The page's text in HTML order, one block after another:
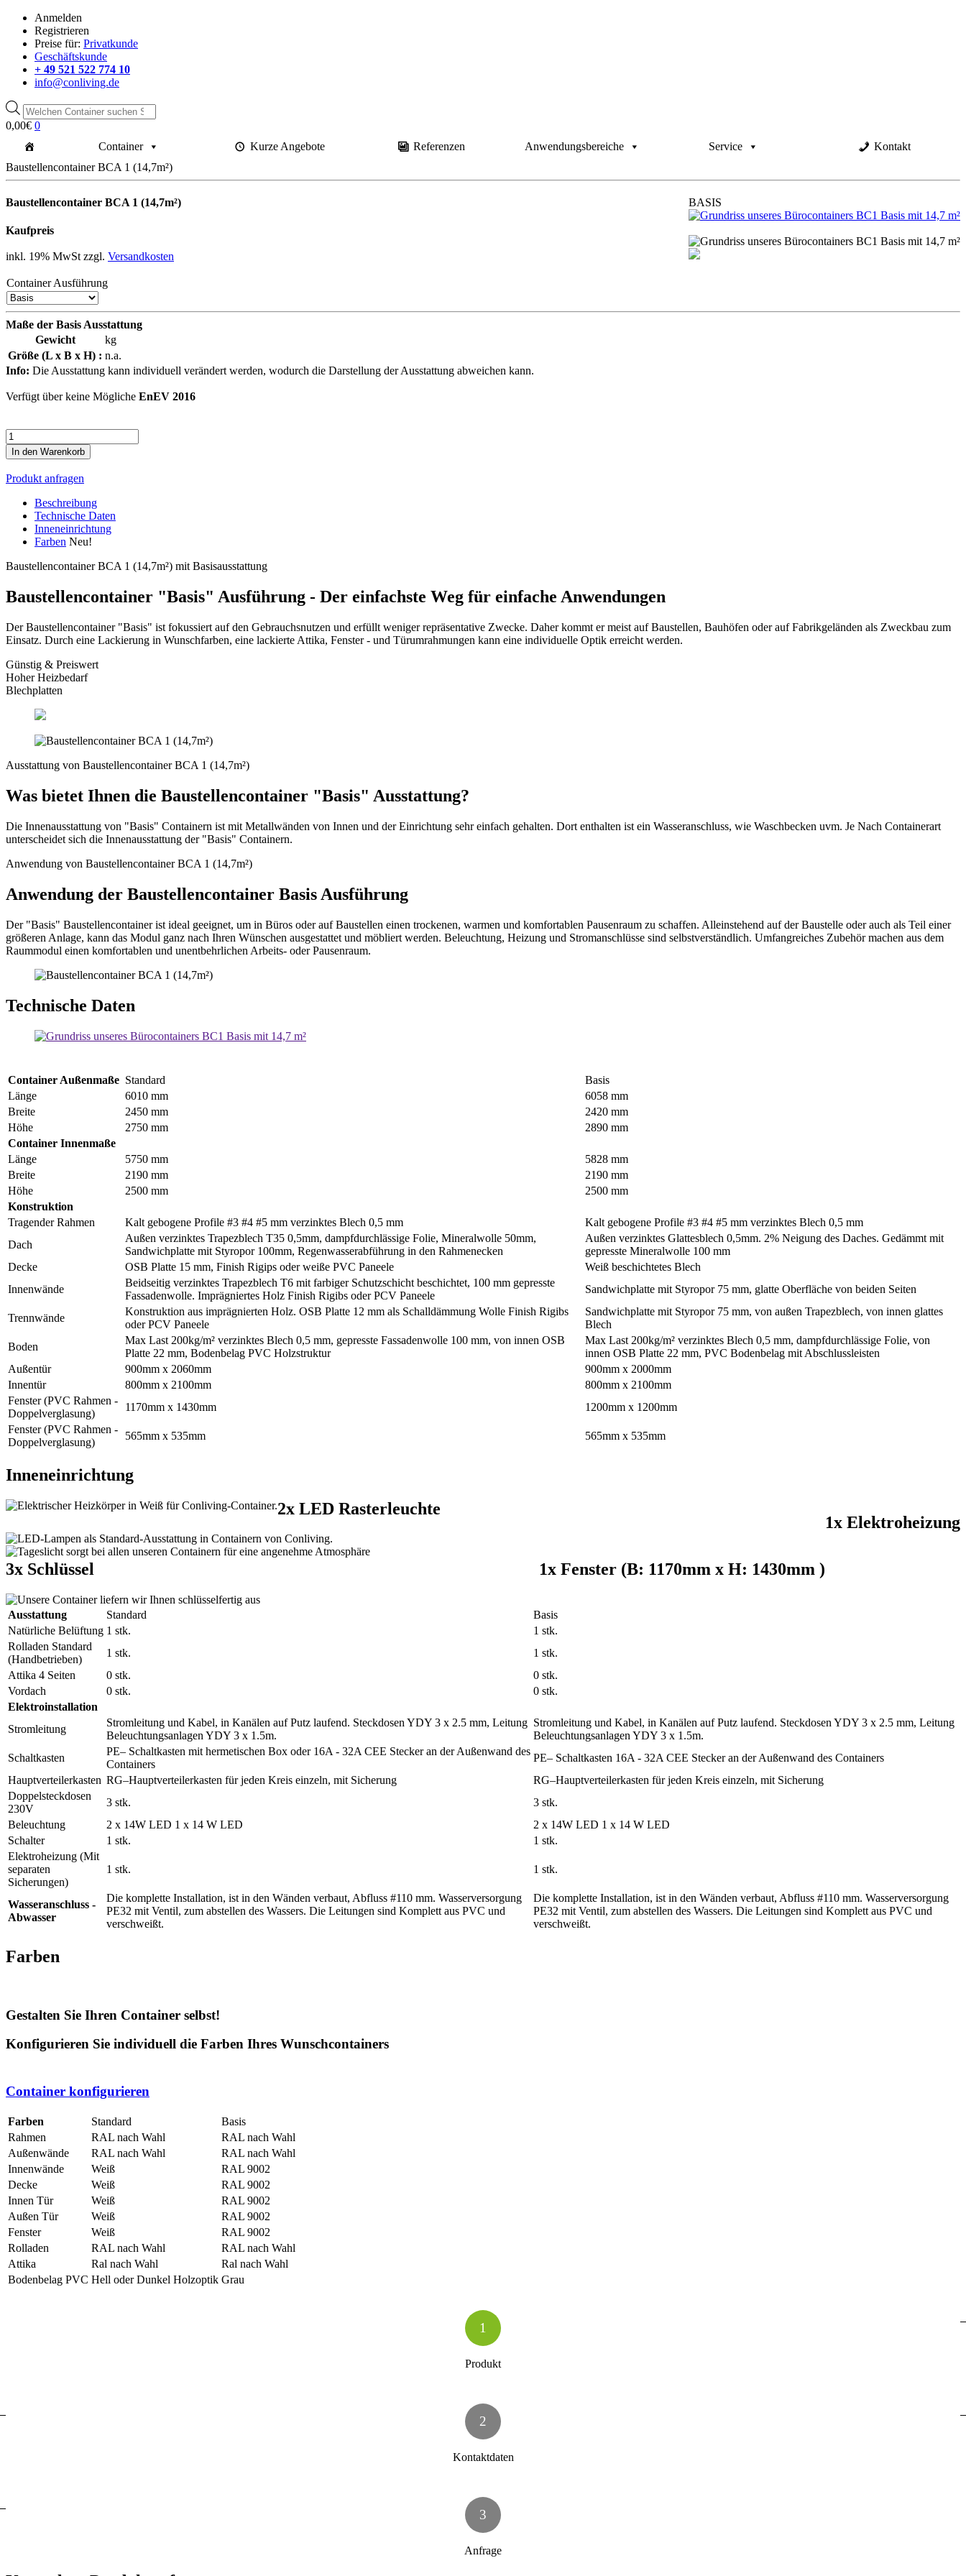
Anmelden
Registrieren
Preise für: Privatkunde
Geschäftskunde
+ 49 521 522 774 10
info@conliving.de
Products
search
0,00€ 0
Container
Kurze Angebote Referenzen Anwendungsbereiche Service
Kontakt
Baustellencontainer BCA 1 (14,7m²)
BASIS
Baustellencontainer BCA 1 (14,7m²)
Kaufpreis
inkl. 19% MwSt zzgl. Versandkosten
Container Ausführung
Maße der Basis Ausstattung
Gewicht
kg
Größe (L x B x H) : n.a.
Info: Die Ausstattung kann individuell verändert werden, wodurch die Darstellung der Ausstattung abweichen kann.
Verfügt über keine Mögliche EnEV 2016
Anzahl
In den Warenkorb
Produkt anfragen
Beschreibung
Technische Daten
Inneneinrichtung
Farben Neu!
Baustellencontainer BCA 1 (14,7m²) mit Basisausstattung
Baustellencontainer "Basis" Ausführung - Der einfachste Weg für einfache Anwendungen
Der Baustellencontainer "Basis" ist fokussiert auf den Gebrauchsnutzen und erfüllt weniger repräsentative Zwecke. Daher kommt er meist auf Baustellen, Bauhöfen oder auf Fabrikgeländen als Zweckbau zum
Einsatz. Durch eine Lackierung in Wunschfarben, eine lackierte Attika, Fenster - und Türumrahmungen kann eine individuelle Optik erreicht werden.
Günstig & Preiswert
HoherHeizbedarf
Blechplatten
Ausstattung von Baustellencontainer BCA 1 (14,7m²)
Was bietet Ihnen die Baustellencontainer "Basis" Ausstattung?
Die Innenausstattung von "Basis" Containern ist mit Metallwänden von Innen und der Einrichtung sehr einfach gehalten. Dort enthalten ist ein Wasseranschluss, wie Waschbecken uvm. Je Nach Containerart
unterscheidet sich die Innenausstattung der "Basis" Containern.
Anwendung von Baustellencontainer BCA 1 (14,7m²)
Anwendung der Baustellencontainer Basis Ausführung
Der "Basis" Baustellencontainer ist ideal geeignet, um in Büros oder auf Baustellen einen trockenen, warmen und komfortablen Pausenraum zu schaffen. Alleinstehend auf der Baustelle oder auch als Teil einer
größeren Anlage, kann das Modul ganz nach Ihren Wünschen ausgestattet und möbliert werden. Beleuchtung, Heizung und Stromanschlüsse sind selbstverständlich. Umfangreiches Zubehör machen aus dem
Raummodul einen komfortablen und unentbehrlichen Arbeits- oder Pausenraum.
Technische Daten
Container Außenmaße Standard
Basis
Länge
6010 mm
6058 mm
Breite
2450 mm
2420 mm
Höhe
2750 mm
2890 mm
Container Innenmaße
Länge
5750 mm
5828 mm
Breite
2190 mm
2190 mm
Höhe
2500 mm
2500 mm
Konstruktion
Tragender Rahmen
Kalt gebogene Profile #3 #4 #5 mm verzinktes Blech 0,5 mm
Kalt gebogene Profile #3 #4 #5 mm verzinktes Blech 0,5 mm
Dach
Außen verzinktes Trapezblech T35 0,5mm, dampfdurchlässige Folie, Mineralwolle 50mm,
Sandwichplatte mit Styropor 100mm, Regenwasserabführung in den Rahmenecken
Außen verzinktes Glattesblech 0,5mm. 2% Neigung des Daches. Gedämmt mit
gepresste Mineralwolle 100 mm
Decke
OSB Platte 15 mm, Finish Rigips oder weiße PVC Paneele
Weiß beschichtetes Blech
Innenwände
Beidseitig verzinktes Trapezblech T6 mit farbiger Schutzschicht beschichtet, 100 mm gepresste
Fassadenwolle. Imprägniertes Holz Finish Rigibs oder PCV Paneele
Sandwichplatte mit Styropor 75 mm, glatte Oberfläche von beiden Seiten
Trennwände
Konstruktion aus imprägnierten Holz. OSB Platte 12 mm als Schalldämmung Wolle Finish Rigibs
oder PCV Paneele
Sandwichplatte mit Styropor 75 mm, von außen Trapezblech, von innen glattes
Blech
Boden
Max Last 200kg/m² verzinktes Blech 0,5 mm, gepresste Fassadenwolle 100 mm, von innen OSB
Platte 22 mm, Bodenbelag PVC Holzstruktur
Max Last 200kg/m² verzinktes Blech 0,5 mm, dampfdurchlässige Folie, von
innen OSB Platte 22 mm, PVC Bodenbelag mit Abschlussleisten
Außentür
900mm x 2060mm
900mm x 2000mm
Innentür
800mm x 2100mm
800mm x 2100mm
Fenster (PVC Rahmen -
Doppelverglasung)
1170mm x 1430mm
1200mm x 1200mm
Fenster (PVC Rahmen -
Doppelverglasung)
565mm x 535mm 565mm x 535mm
Inneneinrichtung
1x Elektroheizung
2x LED Rasterleuchte
1x Fenster (B: 1170mm x H: 1430mm )
3x Schlüssel
Ausstattung Standard
Basis
Natürliche Belüftung 1 stk.
1 stk.
Rolladen Standard
(Handbetrieben)
1 stk.
1 stk.
Attika 4 Seiten
0 stk.
0 stk.
Vordach
0 stk.
0 stk.
Elektroinstallation
Stromleitung
Stromleitung und Kabel, in Kanälen auf Putz laufend. Steckdosen YDY 3 x 2.5 mm, Leitung
Beleuchtungsanlagen YDY 3 x 1.5m.
Stromleitung und Kabel, in Kanälen auf Putz laufend. Steckdosen YDY 3 x 2.5 mm, Leitung
Beleuchtungsanlagen YDY 3 x 1.5m.
Schaltkasten
PE– Schaltkasten mit hermetischen Box oder 16A - 32A CEE Stecker an der Außenwand des
Containers
PE– Schaltkasten 16A - 32A CEE Stecker an der Außenwand des Containers
Hauptverteilerkasten RG–Hauptverteilerkasten für jeden Kreis einzeln, mit Sicherung
RG–Hauptverteilerkasten für jeden Kreis einzeln, mit Sicherung
Doppelsteckdosen
230V
3 stk.
3 stk.
Beleuchtung
2 x 14W LED 1 x 14 W LED
2 x 14W LED 1 x 14 W LED
Schalter
1 stk.
1 stk.
Elektroheizung (Mit
separaten
Sicherungen)
1 stk. 1 stk.
Wasseranschluss -
Abwasser
Die komplette Installation, ist in den Wänden verbaut, Abfluss #110 mm. Wasserversorgung
PE32 mit Ventil, zum abstellen des Wassers. Die Leitungen sind Komplett aus PVC und
verschweißt.
Die komplette Installation, ist in den Wänden verbaut, Abfluss #110 mm. Wasserversorgung
PE32 mit Ventil, zum abstellen des Wassers. Die Leitungen sind Komplett aus PVC und
verschweißt.
Farben
Gestalten Sie Ihren Container selbst!
Konfigurieren Sie individuell die Farben Ihres Wunschcontainers
Container konfigurieren
Farben Standard
Basis
Rahmen
RAL nach Wahl
RAL nach Wahl
Außenwände
RAL nach Wahl
RAL nach Wahl
Innenwände
Weiß
RAL 9002
Decke
Weiß
RAL 9002
Innen Tür
Weiß
RAL 9002
Außen Tür
Weiß
RAL 9002
Fenster
Weiß
RAL 9002
Rolladen
RAL nach Wahl
RAL nach Wahl
Attika
Ral nach Wahl
Ral nach Wahl
Bodenbelag PVC Hell oder Dunkel Holzoptik Grau
1
Produkt
2
Kontaktdaten
3
Anfrage